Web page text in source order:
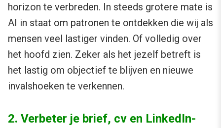
horizon te verbreden. In steeds grotere mate is
AI in staat om patronen te ontdekken die wij als
mensen veel lastiger vinden. Of volledig over
het hoofd zien. Zeker als het jezelf betreft is
het lastig om objectief te blijven en nieuwe
invalshoeken te verkennen.
2. Verbeter je brief, cv en LinkedIn-